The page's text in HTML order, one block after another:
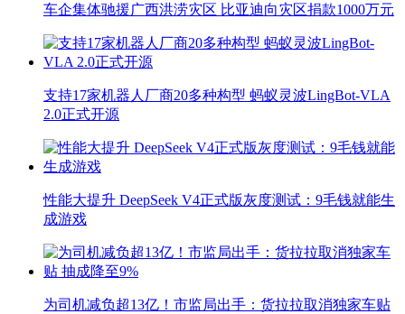
车企集体驰援广西洪涝灾区 比亚迪向灾区捐款1000万元
支持17家机器人厂商20多种构型 蚂蚁灵波LingBot-VLA
2.0正式开源
性能大提升 DeepSeek V4正式版灰度测试：9毛钱就能生
成游戏
为司机减负超13亿！市监局出手：货拉拉取消独家车贴